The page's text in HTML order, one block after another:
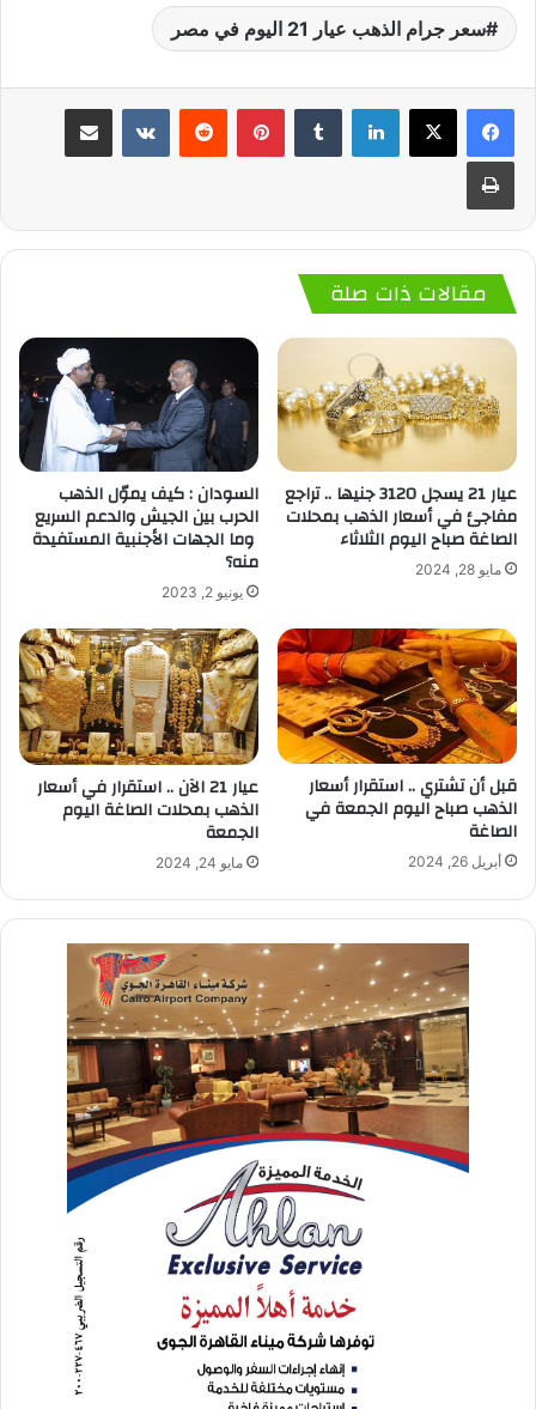
سعر جرام الذهب عيار 21 اليوم في مصر
لينكدإن بينتيريست
مقالات ذات صلة
عيار 21 يسجل 3120 جنيها .. تراجع
مفاجئ في أسعار الذهب بمحلات
الصاغة صباح اليوم الثلاثاء
مايو 28, 2024
السودان : كيف يموّل الذهب
الحرب بين الجيش والدعم السريع
وما الجهات الأجنبية المستفيدة
منه؟
يونيو 2, 2023
قبل أن تشتري .. استقرار أسعار
الذهب صباح اليوم الجمعة في
الصاغة
أبريل 26, 2024
عيار 21 الآن .. استقرار في أسعار
الذهب بمحلات الصاغة اليوم
الجمعة
مايو 24, 2024